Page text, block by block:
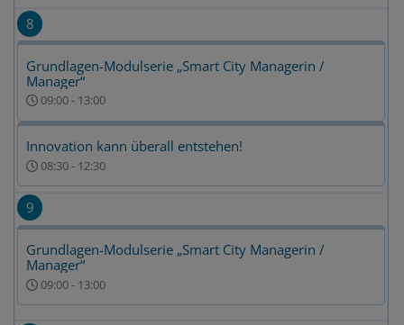
8
Grundlagen-Modulserie „Smart City Managerin /
Manager“
09:00- 13:00
Innovation kann überall entstehen!
08:30- 12:30
9
Grundlagen-Modulserie „Smart City Managerin /
Manager“
09:00- 13:00